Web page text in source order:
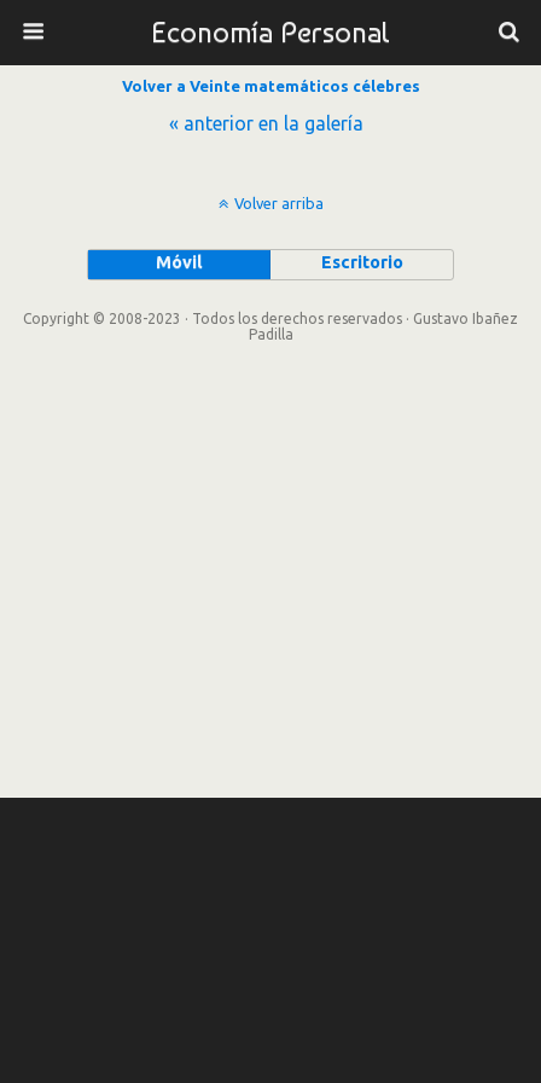
Economía Personal
Volver a Veinte matemáticos célebres
« anterior en la galería
Volver arriba
Móvil Escritorio
Copyright © 2008-2023 · Todos los derechos reservados · Gustavo Ibañez
Padilla